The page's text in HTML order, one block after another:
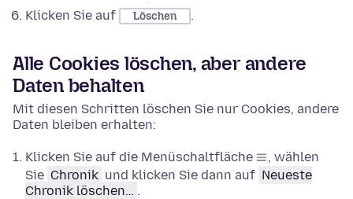
Klicken Sie auf
Löschen .
Alle Cookies löschen, aber andere
Daten behalten
Mit diesen Schritten löschen Sie nur Cookies, andere
Daten bleiben erhalten:
Klicken Sie auf die Menüschaltfläche
, wählen
Sie Chronik und klicken Sie dann auf Neueste
Chronik löschen… .